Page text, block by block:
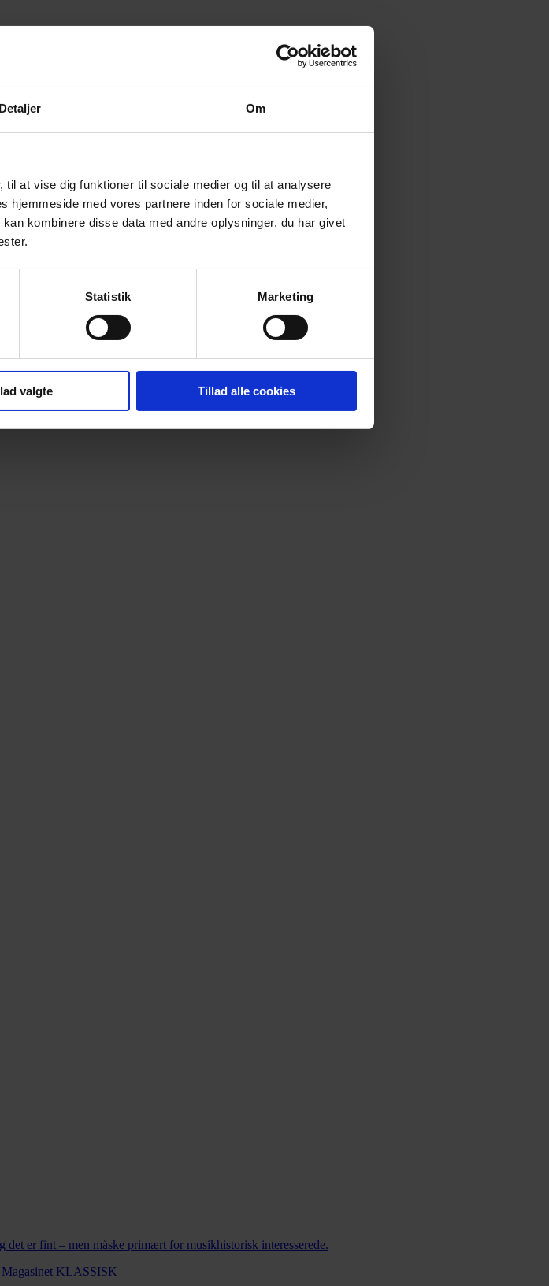
Detaljer Om
at vise dig funktioner til sociale medier og til at analysere
hjemmeside med vores partnere inden for sociale medier,
kombinere disse data med andre oplysninger, du har givet
Statistik Marketing
valgte Tillad alle cookies
er fint – men måske primært for musikhistorisk interesserede.